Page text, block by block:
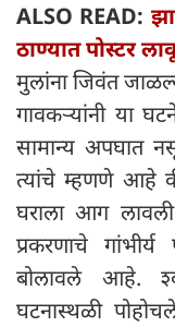
ALSO READ:
ठाण्यात पोस्टर
मुलांना जिवंत
गावकऱ्यांनी या
सामान्य अपघात
त्यांचे म्हणणे आहे
घराला आग
प्रकरणाचे
बोलावले आहे.
घटनास्थळी